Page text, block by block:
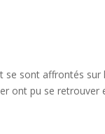
se sont affrontés
ont pu se